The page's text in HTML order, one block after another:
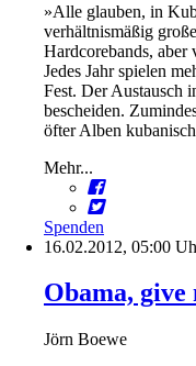
»Alle glauben, in
verhältnismäßig
Hardcorebands,
Jedes Jahr spielen
Fest. Der Austausch
bescheiden.
öfter Alben
Mehr...
Spenden
16.02.2012, 05:00
Obama, give
Jörn Boewe